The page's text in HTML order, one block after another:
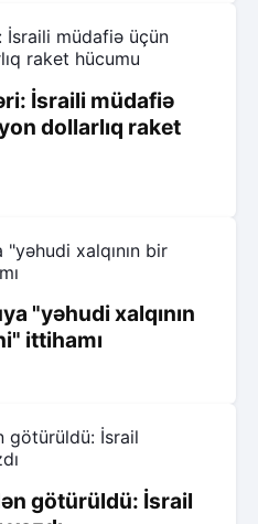
İsraili müdafiə
dollarlıq raket
"yəhudi xalqının
ittihamı
götürüldü: İsrail